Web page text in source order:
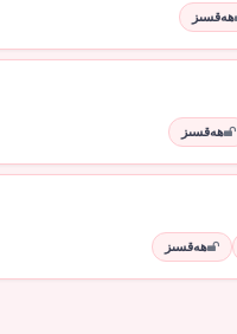
ھەقسىز
ھەقسىز
ھەقسىز